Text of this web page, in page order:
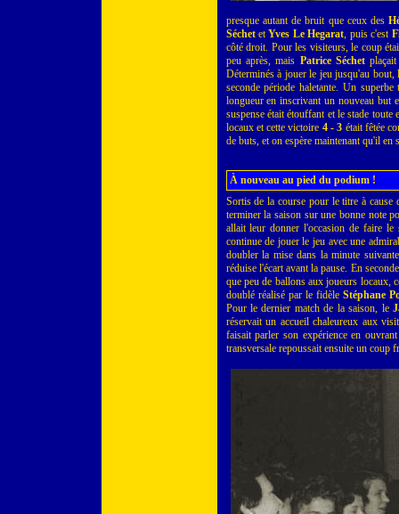
presque autant de bruit que ceux des
SéchetetYves Le Hegarat, puis c'est
côté droit. Pour les visiteurs, le coup
peu après, mais Patrice Séchet
Déterminés à jouer le jeu jusqu'au
seconde période haletante. Un
longueur en inscrivant un nouveau
suspense était étouffant et le stade
locaux et cette victoire 4 - 3 était fêtée
de buts, et on espère maintenant qu'il en
À nouveau au pied du podium !
Sortis de la course pour le titre à cause
terminer la saison sur une bonne note
allait leur donner l'occasion de faire le
continue de jouer le jeu avec une
doubler la mise dans la minute
réduise l'écart avant la pause. En
que peu de ballons aux joueurs locaux,
doublé réalisé par le fidèle Stéphane
Pour le dernier match de la saison, le
réservait un accueil chaleureux aux
faisait parler son expérience en
transversale repoussait ensuite un coup